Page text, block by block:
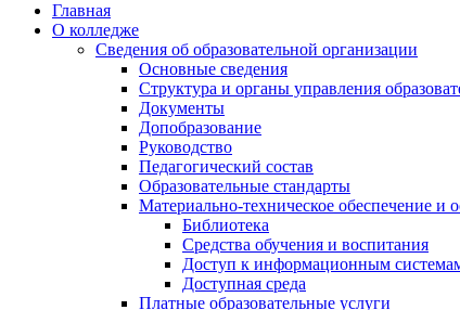
Главная
О колледже
Сведения об образовательной организации
Основные сведения
Структура и органы управления
Документы
Допобразование
Руководство
Педагогический состав
Образовательные стандарты
Материально-техническое обеспечение и
Библиотека
Средства обучения и воспитания
Доступ к информационным
Доступная среда
Платные образовательные услуги